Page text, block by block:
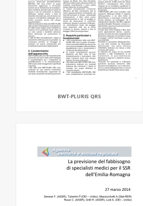
BWT-PLURIS QRS